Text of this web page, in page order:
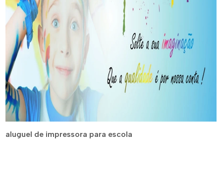
aluguel de impressora para escola